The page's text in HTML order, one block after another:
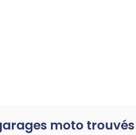
moto